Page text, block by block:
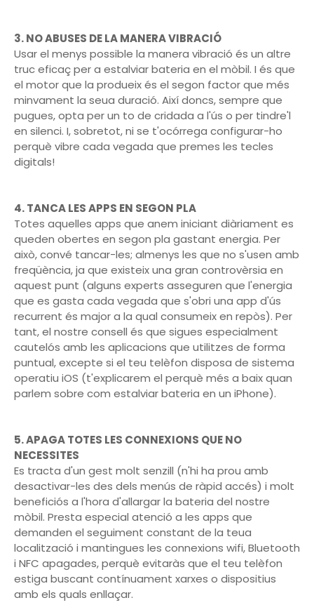
3. NO ABUSES DE LA MANERA VIBRACIÓ
Usar el menys possible la manera vibració és un altre
truc eficaç per a estalviar bateria en el mòbil. I és que
el motor que la produeix és el segon factor que més
minvament la seua duració. Així doncs, sempre que
pugues, opta per un to de cridada a l'ús o per tindre'l
en silenci. I, sobretot, ni se t'ocórrega configurar-ho
perquè vibre cada vegada que premes les tecles
digitals!
4. TANCA LES APPS EN SEGON PLA
Totes aquelles apps que anem iniciant diàriament es
queden obertes en segon pla gastant energia. Per
això, convé tancar-les; almenys les que no s'usen amb
freqüència, ja que existeix una gran controvèrsia en
aquest punt (alguns experts asseguren que l'energia
que es gasta cada vegada que s'obri una app d'ús
recurrent és major a la qual consumeix en repòs). Per
tant, el nostre consell és que sigues especialment
cautelós amb les aplicacions que utilitzes de forma
puntual, excepte si el teu telèfon disposa de sistema
operatiu iOS (t'explicarem el perquè més a baix quan
parlem sobre com estalviar bateria en un iPhone).
5. APAGA TOTES LES CONNEXIONS QUE NO
NECESSITES
Es tracta d'un gest molt senzill (n'hi ha prou amb
desactivar-les des dels menús de ràpid accés) i molt
beneficiós a l'hora d'allargar la bateria del nostre
mòbil. Presta especial atenció a les apps que
demanden el seguiment constant de la teua
localització i mantingues les connexions wifi, Bluetooth
i NFC apagades, perquè evitaràs que el teu telèfon
estiga buscant contínuament xarxes o dispositius
amb els quals enllaçar.